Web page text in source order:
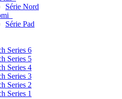
Série Nord
Série Pad
Series 6
Series 5
Series 4
Series 3
Series 2
Series 1